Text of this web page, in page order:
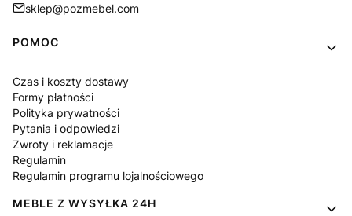
sklep@pozmebel.com
Linki w stopce
POMOC
Czas i koszty dostawy
Formy płatności
Polityka prywatności
Pytania i odpowiedzi
Zwroty i reklamacje
Regulamin
Regulamin programu lojalnościowego
MEBLE Z WYSYŁKA 24H